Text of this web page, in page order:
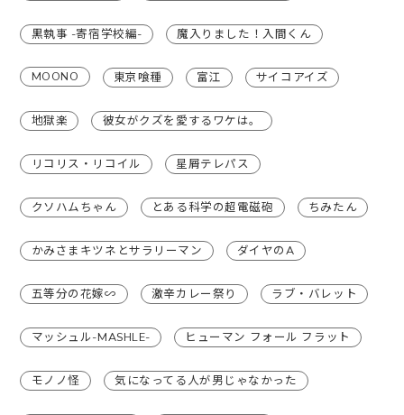
黒執事 -寄宿学校編- 魔入りました！入間くん
MOONO 東京喰種 富江 サイコアイズ
地獄楽 彼女がクズを愛するワケは。
リコリス・リコイル 星屑テレパス
クソハムちゃん とある科学の超電磁砲 ちみたん
かみさまキツネとサラリーマン ダイヤのA
五等分の花嫁∽ 激辛カレー祭り ラブ・バレット
マッシュル-MASHLE- ヒューマン フォール フラット
モノノ怪 気になってる人が男じゃなかった